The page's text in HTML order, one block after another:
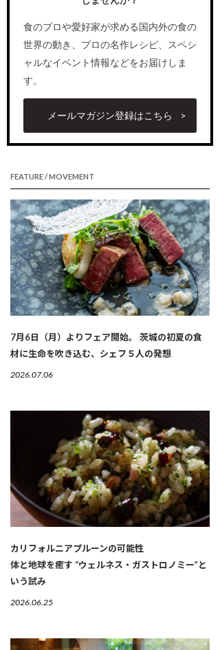
食のプロや愛好家が求める国内外の食の
世界の動き、プロの名作レシピ、スペシ
ャルなイベント情報などをお届けしま
す。
メールマガジン登録はこちら
FEATURE / MOVEMENT
7月6日（月）よりフェア開始。 茨城の初夏の食
材に生命を吹き込む、シェフ５人の発想
2026.07.06
カリフォルニアプルーンの可能性
体と地球を癒す “ウェルネス・ガストロノミー”と
いう試み
2026.06.25